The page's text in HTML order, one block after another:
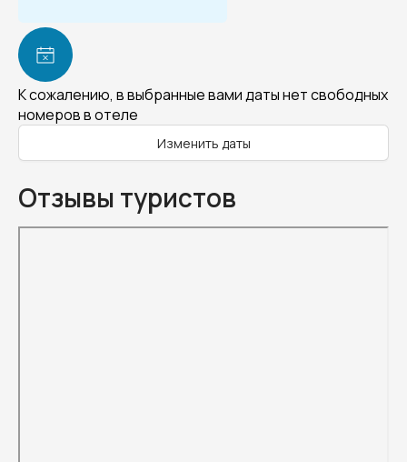
К сожалению, в выбранные вами даты нет свободных
номеров в отеле
Изменить даты
Отзывы туристов